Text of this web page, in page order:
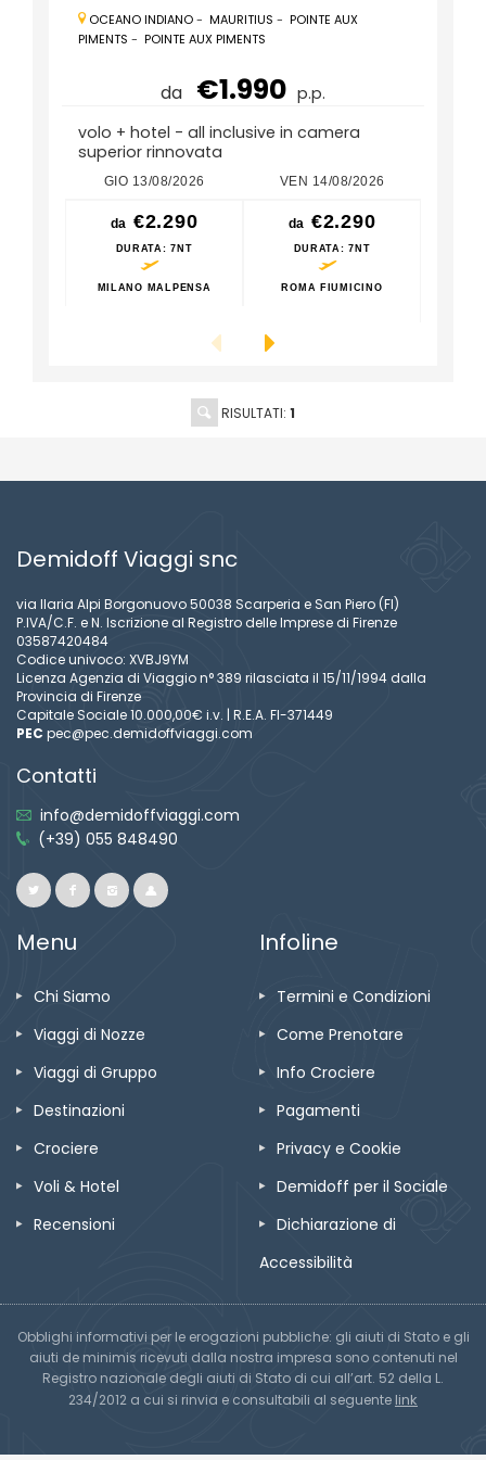
OCEANO INDIANO- MAURITIUS - POINTE AUX
PIMENTS - POINTE AUX PIMENTS
da €1.990 p.p.
volo + hotel - all inclusive in camera
superior rinnovata
GIO 13/08/2026
da €2.290
DURATA: 7NT
MILANO MALPENSA
VEN 14/08/2026
da €2.290
DURATA: 7NT
ROMA FIUMICINO
RISULTATI:1
Demidoff Viaggi snc
via Ilaria Alpi Borgonuovo 50038 Scarperia e San Piero (FI)
P.IVA/C.F. e N. Iscrizione al Registro delle Imprese di Firenze
03587420484
Codice univoco: XVBJ9YM
Licenza Agenzia di Viaggio n° 389 rilasciata il 15/11/1994 dalla
Provincia di Firenze
Capitale Sociale 10.000,00€ i.v. | R.E.A. FI-371449
PEC pec@pec.demidoffviaggi.com
Contatti
info@demidoffviaggi.com
(+39) 055 848490
Menu
Chi Siamo
Viaggi di Nozze
Viaggi di Gruppo
Destinazioni
Crociere
Voli & Hotel
Recensioni
Infoline
Termini e Condizioni
Come Prenotare
Info Crociere
Pagamenti
Privacy e Cookie
Demidoff per il Sociale
Dichiarazione di
Accessibilità
Obblighi informativi per le erogazioni pubbliche: gli aiuti di Stato e gli
aiuti de minimis ricevuti dalla nostra impresa sono contenuti nel
Registro nazionale degli aiuti di Stato di cui all’art. 52 della L.
234/2012 a cui si rinvia e consultabili al seguente link